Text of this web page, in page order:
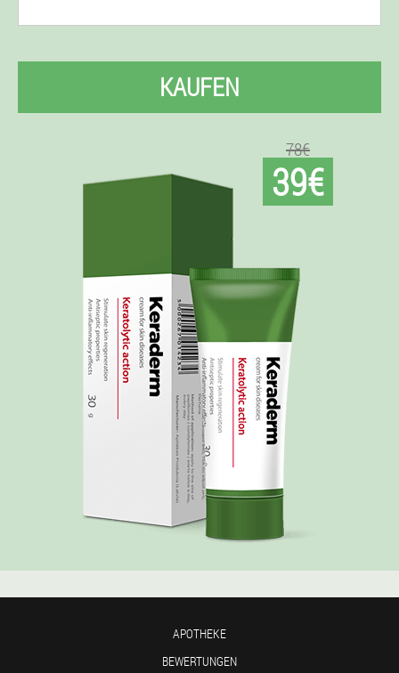
KAUFEN
78€
39€
APOTHEKE
BEWERTUNGEN